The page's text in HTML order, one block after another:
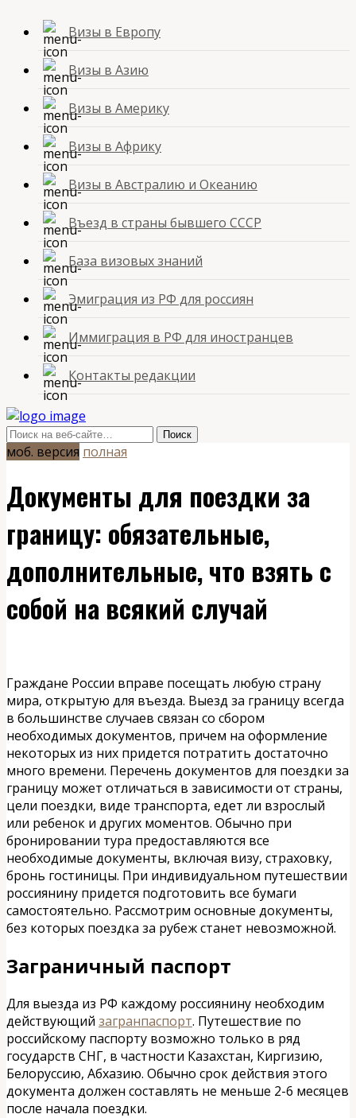
Визы в Европу
Визы в Азию
Визы в Америку
Визы в Африку
Визы в Австралию и Океанию
Въезд в страны бывшего СССР
База визовых знаний
Эмиграция из РФ для россиян
Иммиграция в РФ для иностранцев
Контакты редакции
моб. версия полная
Документы для поездки за
границу: обязательные,
дополнительные, что взять с
собой на всякий случай
Граждане России вправе посещать любую страну
мира, открытую для въезда. Выезд за границу всегда
в большинстве случаев связан со сбором
необходимых документов, причем на оформление
некоторых из них придется потратить достаточно
много времени. Перечень документов для поездки за
границу может отличаться в зависимости от страны,
цели поездки, виде транспорта, едет ли взрослый
или ребенок и других моментов. Обычно при
бронировании тура предоставляются все
необходимые документы, включая визу, страховку,
бронь гостиницы. При индивидуальном путешествии
россиянину придется подготовить все бумаги
самостоятельно. Рассмотрим основные документы,
без которых поездка за рубеж станет невозможной.
Заграничный паспорт
Для выезда из РФ каждому россиянину необходим
действующий загранпаспорт. Путешествие по
российскому паспорту возможно только в ряд
государств СНГ, в частности Казахстан, Киргизию,
Белоруссию, Абхазию. Обычно срок действия этого
документа должен составлять не меньше 2-6 месяцев
после начала поездки.